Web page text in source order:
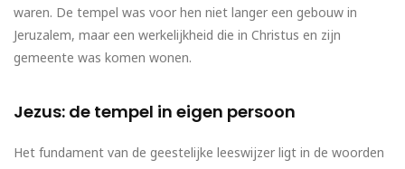
waren. De tempel was voor hen niet langer een gebouw in
Jeruzalem, maar een werkelijkheid die in Christus en zijn
gemeente was komen wonen.
Jezus: de tempel in eigen persoon
Het fundament van de geestelijke leeswijzer ligt in de woorden